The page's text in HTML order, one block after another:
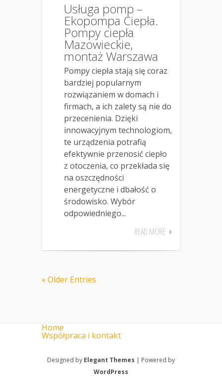
Usługa pomp –
Ekopompa Ciepła.
Pompy ciepła
Mazowieckie,
montaż Warszawa
Pompy ciepła stają się coraz
bardziej popularnym
rozwiązaniem w domach i
firmach, a ich zalety są nie do
przecenienia. Dzięki
innowacyjnym technologiom,
te urządzenia potrafią
efektywnie przenosić ciepło
z otoczenia, co przekłada się
na oszczędności
energetyczne i dbałość o
środowisko. Wybór
odpowiedniego...
READ MORE
« Older Entries
Home
Współpraca i kontakt
Designed by Elegant Themes | Powered by
WordPress